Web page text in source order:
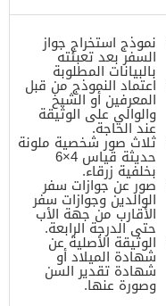
نموذج استخراج جواز
السفر بعد تعبئته
بالبيانات المطلوبة
اعتماد النموذج من قبل
المعرفين أو الشيخ
والوالي على الوثيقة
عند الحاجة.
ثلاث صور شخصية ملونة
حديثة قياس 4×6
بخلفية زرقاء.
صور عن جوازات سفر
الوالدين وجوازات سفر
الأقارب من جهة الأب
حتى الدرجة الرابعة.
الوثيقة الأصلية عن
شهادة الميلاد أو
شهادة تقدير السن
وصورة عنها.